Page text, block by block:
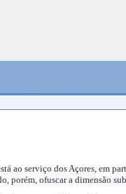
ao serviço dos Açores, em
porém, ofuscar a dimensão